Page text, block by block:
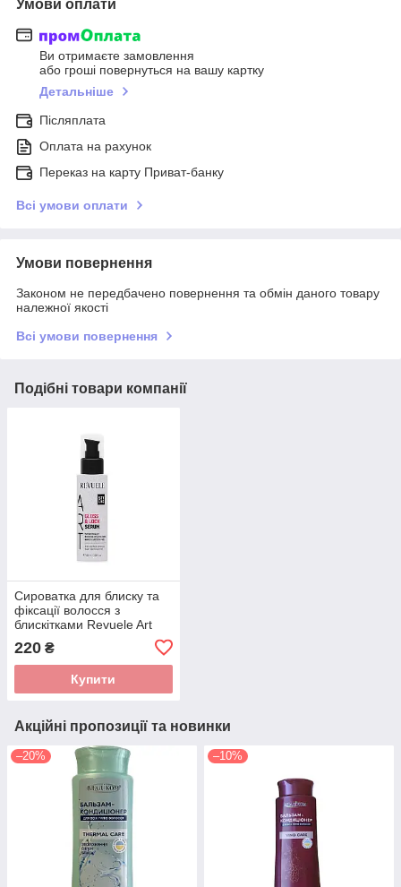
Умови оплати
Ви отримаєте замовлення
або гроші повернуться на вашу картку
Детальніше
Післяплата
Оплата на рахунок
Переказ на карту Приват-банку
Всі умови оплати
Умови повернення
Законом не передбачено повернення та обмін даного товару
належної якості
Всі умови повернення
Подібні товари компанії
Сироватка для блиску та
фіксації волосся з
блискітками Revuele Art
мл
220 ₴
Купити
Акційні пропозиції та новинки
–20% –10%